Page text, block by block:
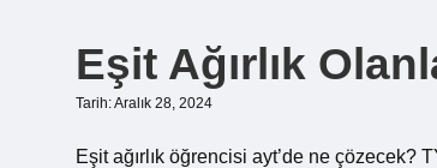
Eşit Ağırlık
Tarih: Aralık 28, 2024
Eşit ağırlık öğrencisi ayt’de ne